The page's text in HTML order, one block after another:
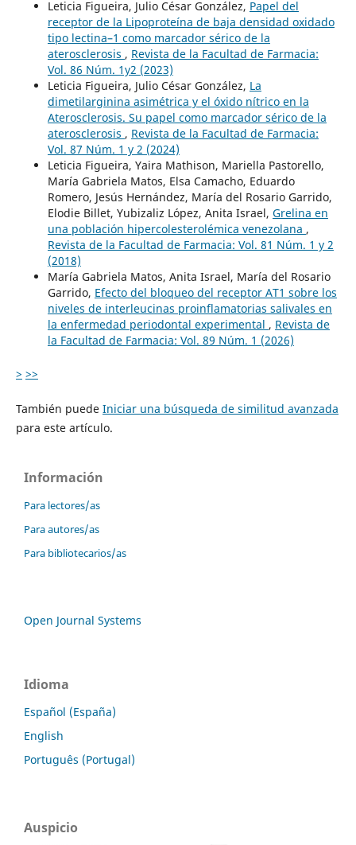
Leticia Figueira, Julio César González, Papel del
receptor de la Lipoproteína de baja densidad oxidado
tipo lectina–1 como marcador sérico de la
aterosclerosis , Revista de la Facultad de Farmacia:
Vol. 86 Núm. 1y2 (2023)
Leticia Figueira, Julio César González, La
dimetilarginina asimétrica y el óxido nítrico en la
Aterosclerosis. Su papel como marcador sérico de la
aterosclerosis , Revista de la Facultad de Farmacia:
Vol. 87 Núm. 1 y 2 (2024)
Leticia Figueira, Yaira Mathison, Mariella Pastorello,
María Gabriela Matos, Elsa Camacho, Eduardo
Romero, Jesús Hernández, María del Rosario Garrido,
Elodie Billet, Yubizaliz López, Anita Israel, Grelina en
una población hipercolesterolémica venezolana ,
Revista de la Facultad de Farmacia: Vol. 81 Núm. 1 y 2
(2018)
María Gabriela Matos, Anita Israel, María del Rosario
Garrido, Efecto del bloqueo del receptor AT1 sobre los
niveles de interleucinas proinflamatorias salivales en
la enfermedad periodontal experimental , Revista de
la Facultad de Farmacia: Vol. 89 Núm. 1 (2026)
> >>
También puede Iniciar una búsqueda de similitud avanzada
para este artículo.
Información
Para lectores/as
Para autores/as
Para bibliotecarios/as
Open Journal Systems
Idioma
Español (España)
English
Português (Portugal)
Auspicio